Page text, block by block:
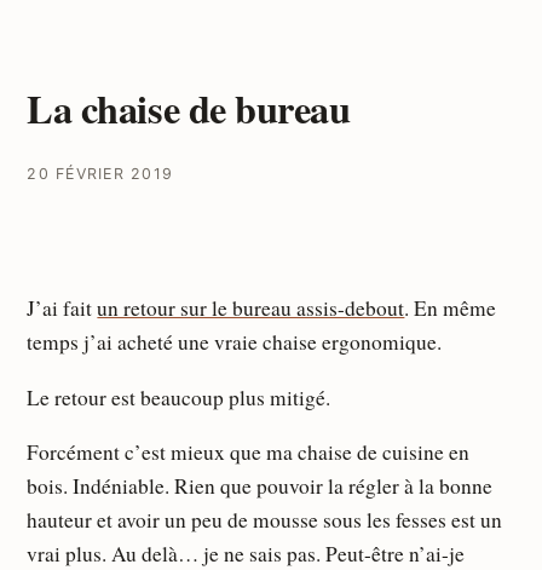
La chaise de bureau
20 FÉVRIER 2019
J’ai faitun retour sur le bureau assis-debout. En même
temps j’ai acheté une vraie chaise ergonomique.
Le retour est beaucoup plus mitigé.
Forcément c’est mieux que ma chaise de cuisine en
bois. Indéniable. Rien que pouvoir la régler à la bonne
hauteur et avoir un peu de mousse sous les fesses est un
vrai plus. Au delà… je ne sais pas. Peut-être n’ai-je